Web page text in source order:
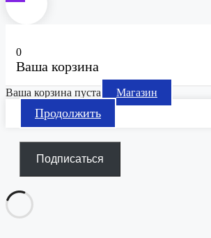
0
Ваша корзина
Ваша корзина пуста Магазин
Продолжить
Подписаться